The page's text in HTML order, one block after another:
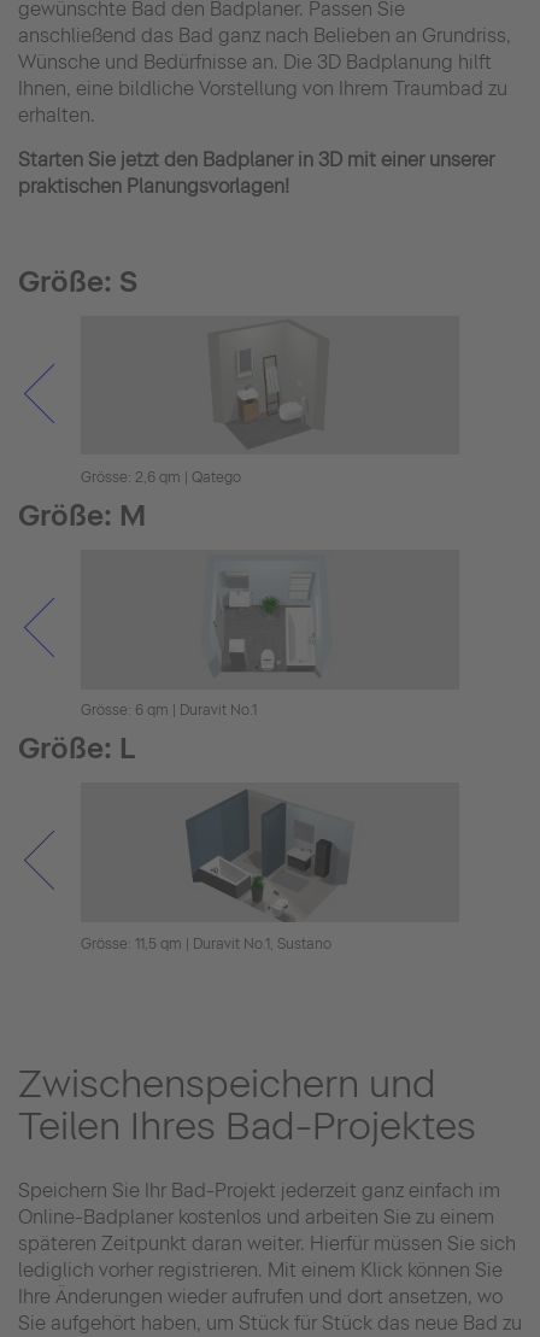
gewünschte Bad den Badplaner. Passen Sie
anschließend das Bad ganz nach Belieben an Grundriss,
Wünsche und Bedürfnisse an. Die 3D Badplanung hilft
Ihnen, eine bildliche Vorstellung von Ihrem Traumbad zu
erhalten.
Starten Sie jetzt den Badplaner in 3D mit einer unserer
praktischen Planungsvorlagen!
Größe: S
Grösse: 2,6 qm | Qatego
Größe: M
Grösse: 6 qm | Duravit No.1
Größe: L
Grösse: 11,5 qm | Duravit No.1, Sustano
Zwischenspeichern und
Teilen Ihres Bad-Projektes
Speichern Sie Ihr Bad-Projekt jederzeit ganz einfach im
Online-Badplaner kostenlos und arbeiten Sie zu einem
späteren Zeitpunkt daran weiter. Hierfür müssen Sie sich
lediglich vorher registrieren. Mit einem Klick können Sie
Ihre Änderungen wieder aufrufen und dort ansetzen, wo
Sie aufgehört haben, um Stück für Stück das neue Bad zu